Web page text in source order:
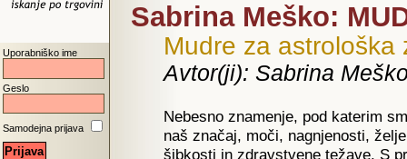
Uporabniško ime
Geslo
Samodejna prijava
Sabrina Meško:
Mudre za astrološka
Avtor(ji): Sabrina
Nebesno znamenje, pod katerim
naš značaj, moči, nagnjenosti,
šibkosti in zdravstvene težave. S